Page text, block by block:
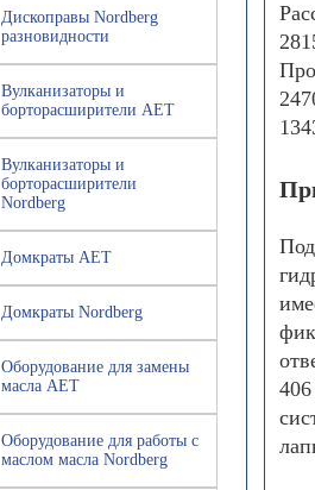
Дископравы Nordberg
разновидности
Вулканизаторы и
борторасширители AET
Вулканизаторы и
борторасширители
Nordberg
Домкраты AET
Домкраты Nordberg
Оборудование для замены
масла AET
Оборудование для работы с
маслом масла Nordberg